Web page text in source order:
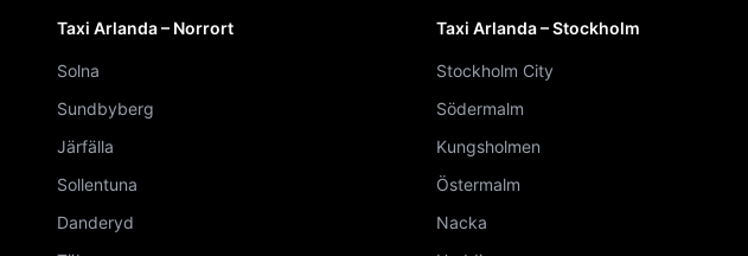
Taxi Arlanda – Norrort
Solna
Sundbyberg
Järfälla
Sollentuna
Danderyd
Taxi Arlanda – Stockholm
Stockholm City
Södermalm
Kungsholmen
Östermalm
Nacka